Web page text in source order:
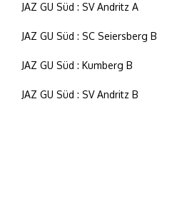
JAZ GU Süd : SV Andritz A
JAZ GU Süd : SC Seiersberg B
JAZ GU Süd : Kumberg B
JAZ GU Süd : SV Andritz B